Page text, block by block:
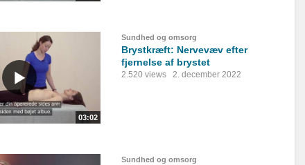
03:02
Sundhed og omsorg
Brystkræft: Nervevæv efter
fjernelse af brystet
2.520 views 2. december 2022
Sundhed og omsorg